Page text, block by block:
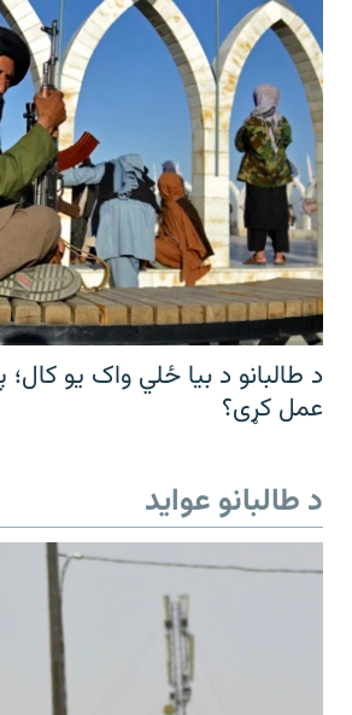
د طالبانو د بیا ځلي واک یو
عمل کړی؟
د طالبانو عواید